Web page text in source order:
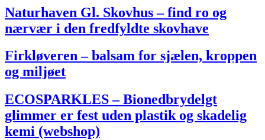
Naturhaven Gl. Skovhus – find ro og
nærvær i den fredfyldte skovhave
Firkløveren – balsam for sjælen, kroppen
og miljøet
ECOSPARKLES – Bionedbrydelgt
glimmer er fest uden plastik og skadelig
kemi (webshop)